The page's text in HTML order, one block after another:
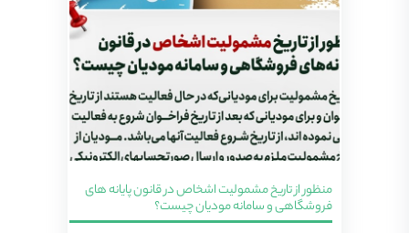
منظور از تاریخ مشمولیت اشخاص در قانون پایانه های
فروشگاهی و سامانه مودیان چیست؟